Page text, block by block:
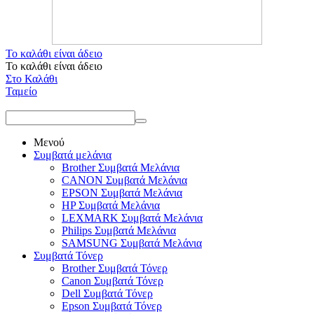
Το καλάθι είναι άδειο
Το καλάθι είναι άδειο
Στο Καλάθι
Ταμείο
Μενού
Συμβατά μελάνια
Brother Συμβατά Μελάνια
CANON Συμβατά Μελάνια
EPSON Συμβατά Μελάνια
HP Συμβατά Μελάνια
LEXMARK Συμβατά Μελάνια
Philips Συμβατά Μελάνια
SAMSUNG Συμβατά Μελάνια
Συμβατά Τόνερ
Brother Συμβατά Τόνερ
Canon Συμβατά Τόνερ
Dell Συμβατά Τόνερ
Epson Συμβατά Τόνερ